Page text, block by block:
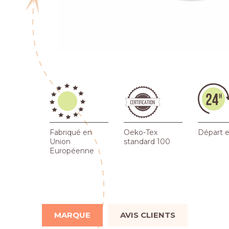
Fabriqué en
Union
Européenne
Oeko-Tex
standard 100
Départ
MARQUE AVIS CLIENTS